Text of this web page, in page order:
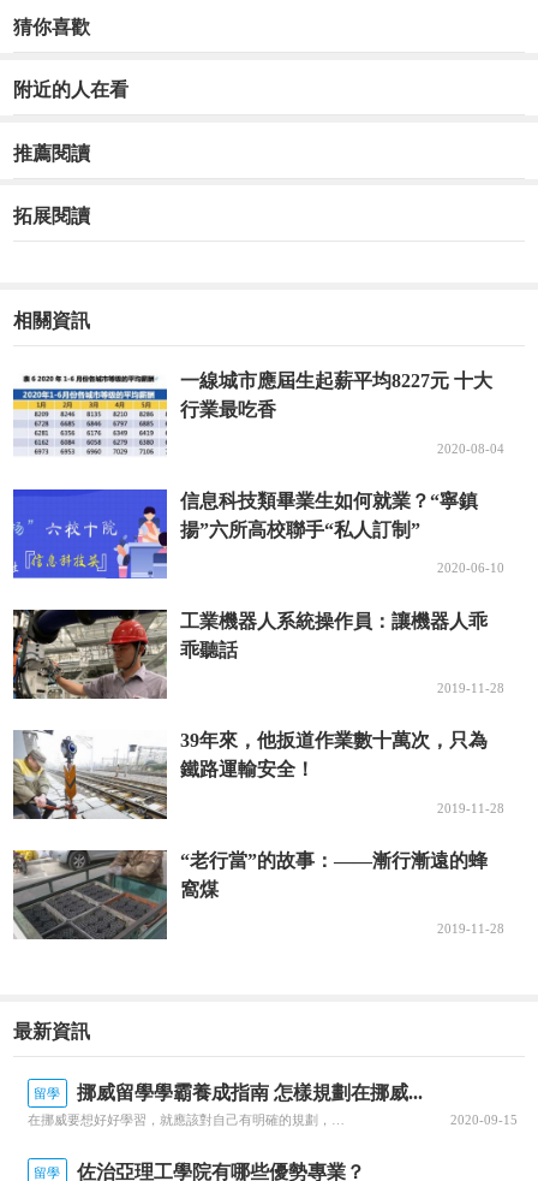
更多精彩資訊請關注
新最新資訊!
猜你喜歡
附近的人在看
推薦閱讀
拓展閱讀
相關資訊
一線城市應屆生起薪平均8227元 十大
行業最吃香
2020-08-04
信息科技類畢業生如何就業？“寧鎮
揚”六所高校聯手“私人訂制”
2020-06-10
工業機器人系統操作員：讓機器人乖
乖聽話
2019-11-28
39年來，他扳道作業數十萬次，只為
鐵路運輸安全！
2019-11-28
“老行當”的故事：——漸行漸遠的蜂
窩煤
2019-11-28
最新資訊
留學 挪威留學學霸養成指南 怎樣規劃在挪威...
2020-09-15
留學 佐治亞理工學院有哪些優勢專業？